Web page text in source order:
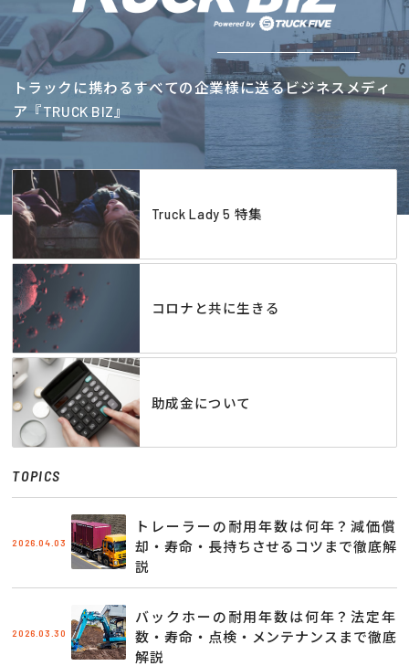
トラックに携わるすべての企業様に送るビジネスメディ
ア『TRUCK BIZ』
Truck Lady 5 特集
コロナと共に生きる
助成金について
TOPICS
2026.04.03
トレーラーの耐用年数は何年？減価償
却・寿命・長持ちさせるコツまで徹底解
説
2026.03.30
バックホーの耐用年数は何年？法定年
数・寿命・点検・メンテナンスまで徹底
解説